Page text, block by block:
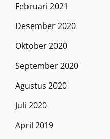
Februari 2021
Desember 2020
Oktober 2020
September 2020
Agustus 2020
Juli 2020
April 2019